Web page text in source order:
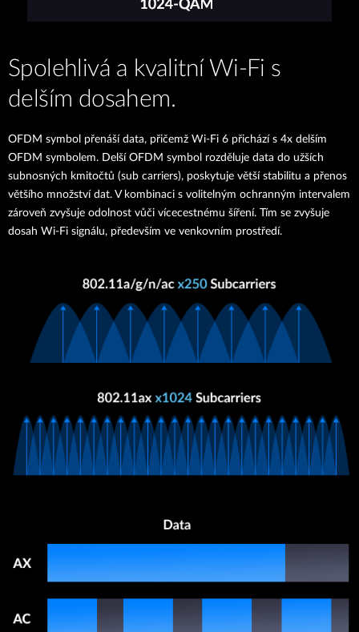
Spolehlivá a kvalitní Wi‑Fi s
delším dosahem.
OFDM symbol přenáší data, přičemž Wi-Fi 6 přichází s 4x delším
OFDM symbolem. Delší OFDM symbol rozděluje data do užších
subnosných kmitočtů (sub carriers), poskytuje větší stabilitu a přenos
většího množství dat. V kombinaci s volitelným ochranným intervalem
zároveň zvyšuje odolnost vůči vícecestnému šíření. Tím se zvyšuje
dosah Wi-Fi signálu, především ve venkovním prostředí.